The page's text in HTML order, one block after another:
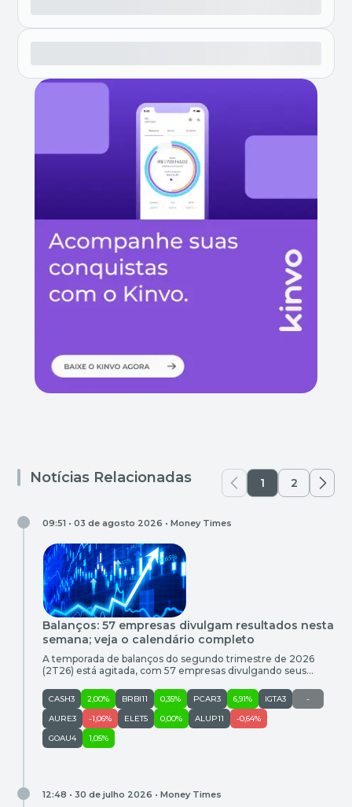
Notícias Relacionadas 1 2
09:51 • 03 de agosto 2026 • Money Times
Balanços: 57 empresas divulgam resultados nesta
semana; veja o calendário completo
A temporada de balanços do segundo trimestre de 2026
(2T26) está agitada, com 57 empresas divulgando seus
sábado (8), alguns dos destaques são Iguatemi (IGTI11), Axia
Energia (AXIA3), Auren (AURE3) eSmart Fit (SMFT3). A
expectativa do Itaú BBA para Iguatemi é de uma receita
estável no […]
CASH3 2,00% BRBI11 0,35% PCAR3 6,91% IGTA3
-
AURE3
-1,06% ELET5 0,00% ALUP11
-0,64%
GOAU4
1,05%
12:48 • 30 de julho 2026 • Money Times